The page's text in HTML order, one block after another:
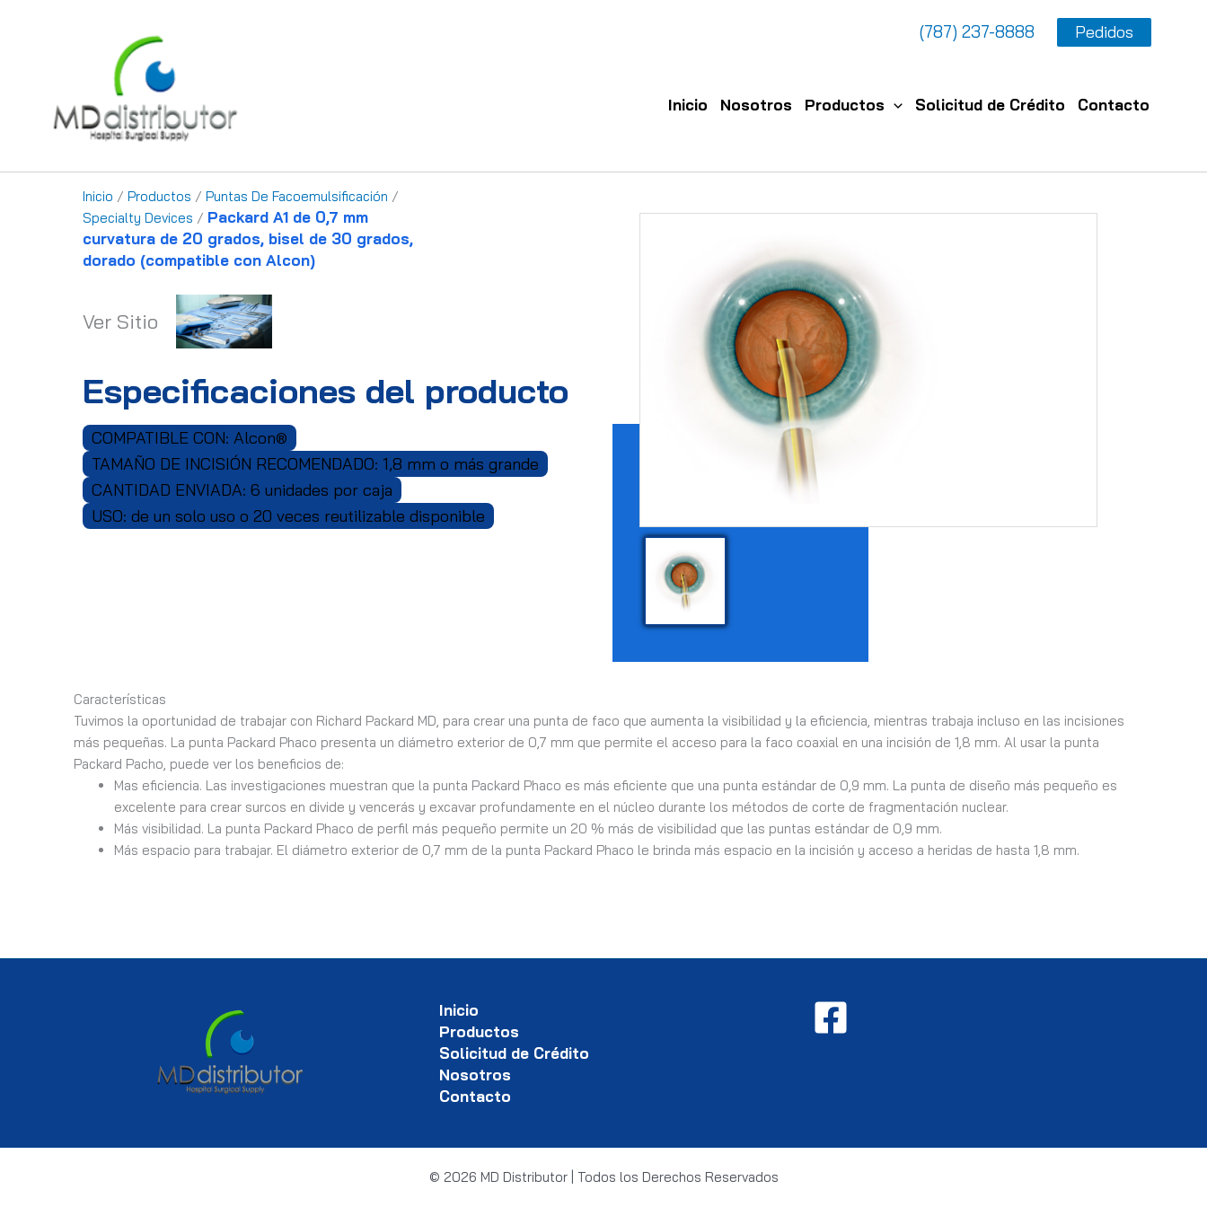
(787) 237-8888 Pedidos
Inicio Nosotros Productos Solicitud de Crédito Contacto
Inicio / Productos / Puntas De Facoemulsificación /
Specialty Devices / Packard A1 de 0,7 mm
curvatura de 20 grados, bisel de 30 grados,
dorado (compatible con Alcon)
Ver Sitio
Especificaciones del producto
COMPATIBLE CON: Alcon®
TAMAÑO DE INCISIÓN RECOMENDADO: 1,8 mm o más grande
CANTIDAD ENVIADA: 6 unidades por caja
USO: de un solo uso o 20 veces reutilizable disponible
Características
Tuvimos la oportunidad de trabajar con Richard Packard MD, para crear una punta de faco que aumenta la visibilidad y la eficiencia, mientras trabaja incluso en las incisiones
más pequeñas. La punta Packard Phaco presenta un diámetro exterior de 0,7 mm que permite el acceso para la faco coaxial en una incisión de 1,8 mm. Al usar la punta
Packard Pacho, puede ver los beneficios de:
Mas eficiencia. Las investigaciones muestran que la punta Packard Phaco es más eficiente que una punta estándar de 0,9 mm. La punta de diseño más pequeño es
excelente para crear surcos en divide y vencerás y excavar profundamente en el núcleo durante los métodos de corte de fragmentación nuclear.
Más visibilidad. La punta Packard Phaco de perfil más pequeño permite un 20 % más de visibilidad que las puntas estándar de 0,9 mm.
Más espacio para trabajar. El diámetro exterior de 0,7 mm de la punta Packard Phaco le brinda más espacio en la incisión y acceso a heridas de hasta 1,8 mm.
Inicio
Productos
Solicitud de Crédito
Nosotros
Contacto
© 2026 MD Distributor | Todos los Derechos Reservados